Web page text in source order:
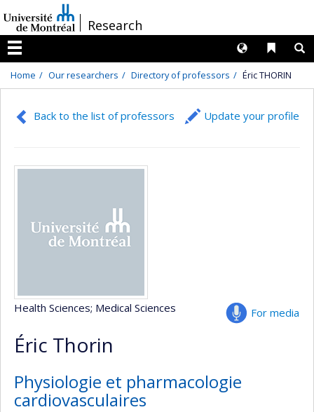
au
contenu
/Research
Menu
Liens
Langues
Home Our researchers Directory of professors Éric THORIN
Back to the list of professors Update your profile
For media
Health Sciences; Medical Sciences
Éric Thorin
Physiologie et pharmacologie
cardiovasculaires